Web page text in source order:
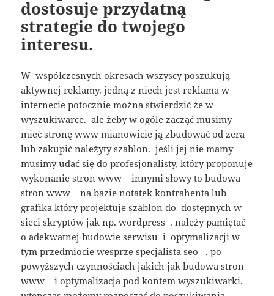
dostosuje przydatną
strategie do twojego
interesu.
W współczesnych okresach wszyscy poszukują
aktywnej reklamy. jedną z niech jest reklama w
internecie potocznie można stwierdzić że w
wyszukiwarce. ale żeby w ogóle zacząć musimy
mieć stronę www mianowicie ją zbudować od zera
lub zakupić należyty szablon. jeśli jej nie mamy
musimy udać się do profesjonalisty, który proponuje
wykonanie stron www innymi słowy to budowa
stron www na bazie notatek kontrahenta lub
grafika który projektuje szablon do dostępnych w
sieci skryptów jak np. wordpress . należy pamiętać
o adekwatnej budowie serwisu i optymalizacji w
tym przedmiocie wesprze specjalista seo . po
powyższych czynnościach jakich jak budowa stron
www i optymalizacja pod kontem wyszukiwarki.